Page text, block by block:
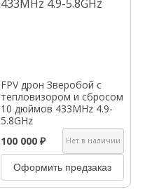
FPV дрон Зверобой с
тепловизором и сбросом
10 дюймов 433MHz 4.9-
5.8GHz
100 000 ₽
Нет в наличии
Оформить предзаказ